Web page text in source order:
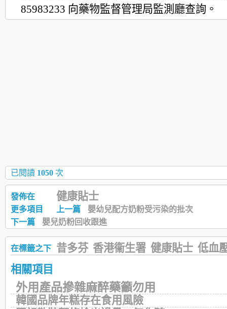
85983233 向藥物監督管理局監測廳查詢。
已閱讀 1050 次
發佈在 健康貼士
更多項目 上一篇
嬰幼兒配方奶粉受污染的批次
下一篇
嬰兒奶粉回收跟進
在標籤之下 昔多芬 香港衞生署 健康貼士 低血
相關項目
外用產品摻雜麻醉藥籲勿用
韓國品牌年糕存在食用風險